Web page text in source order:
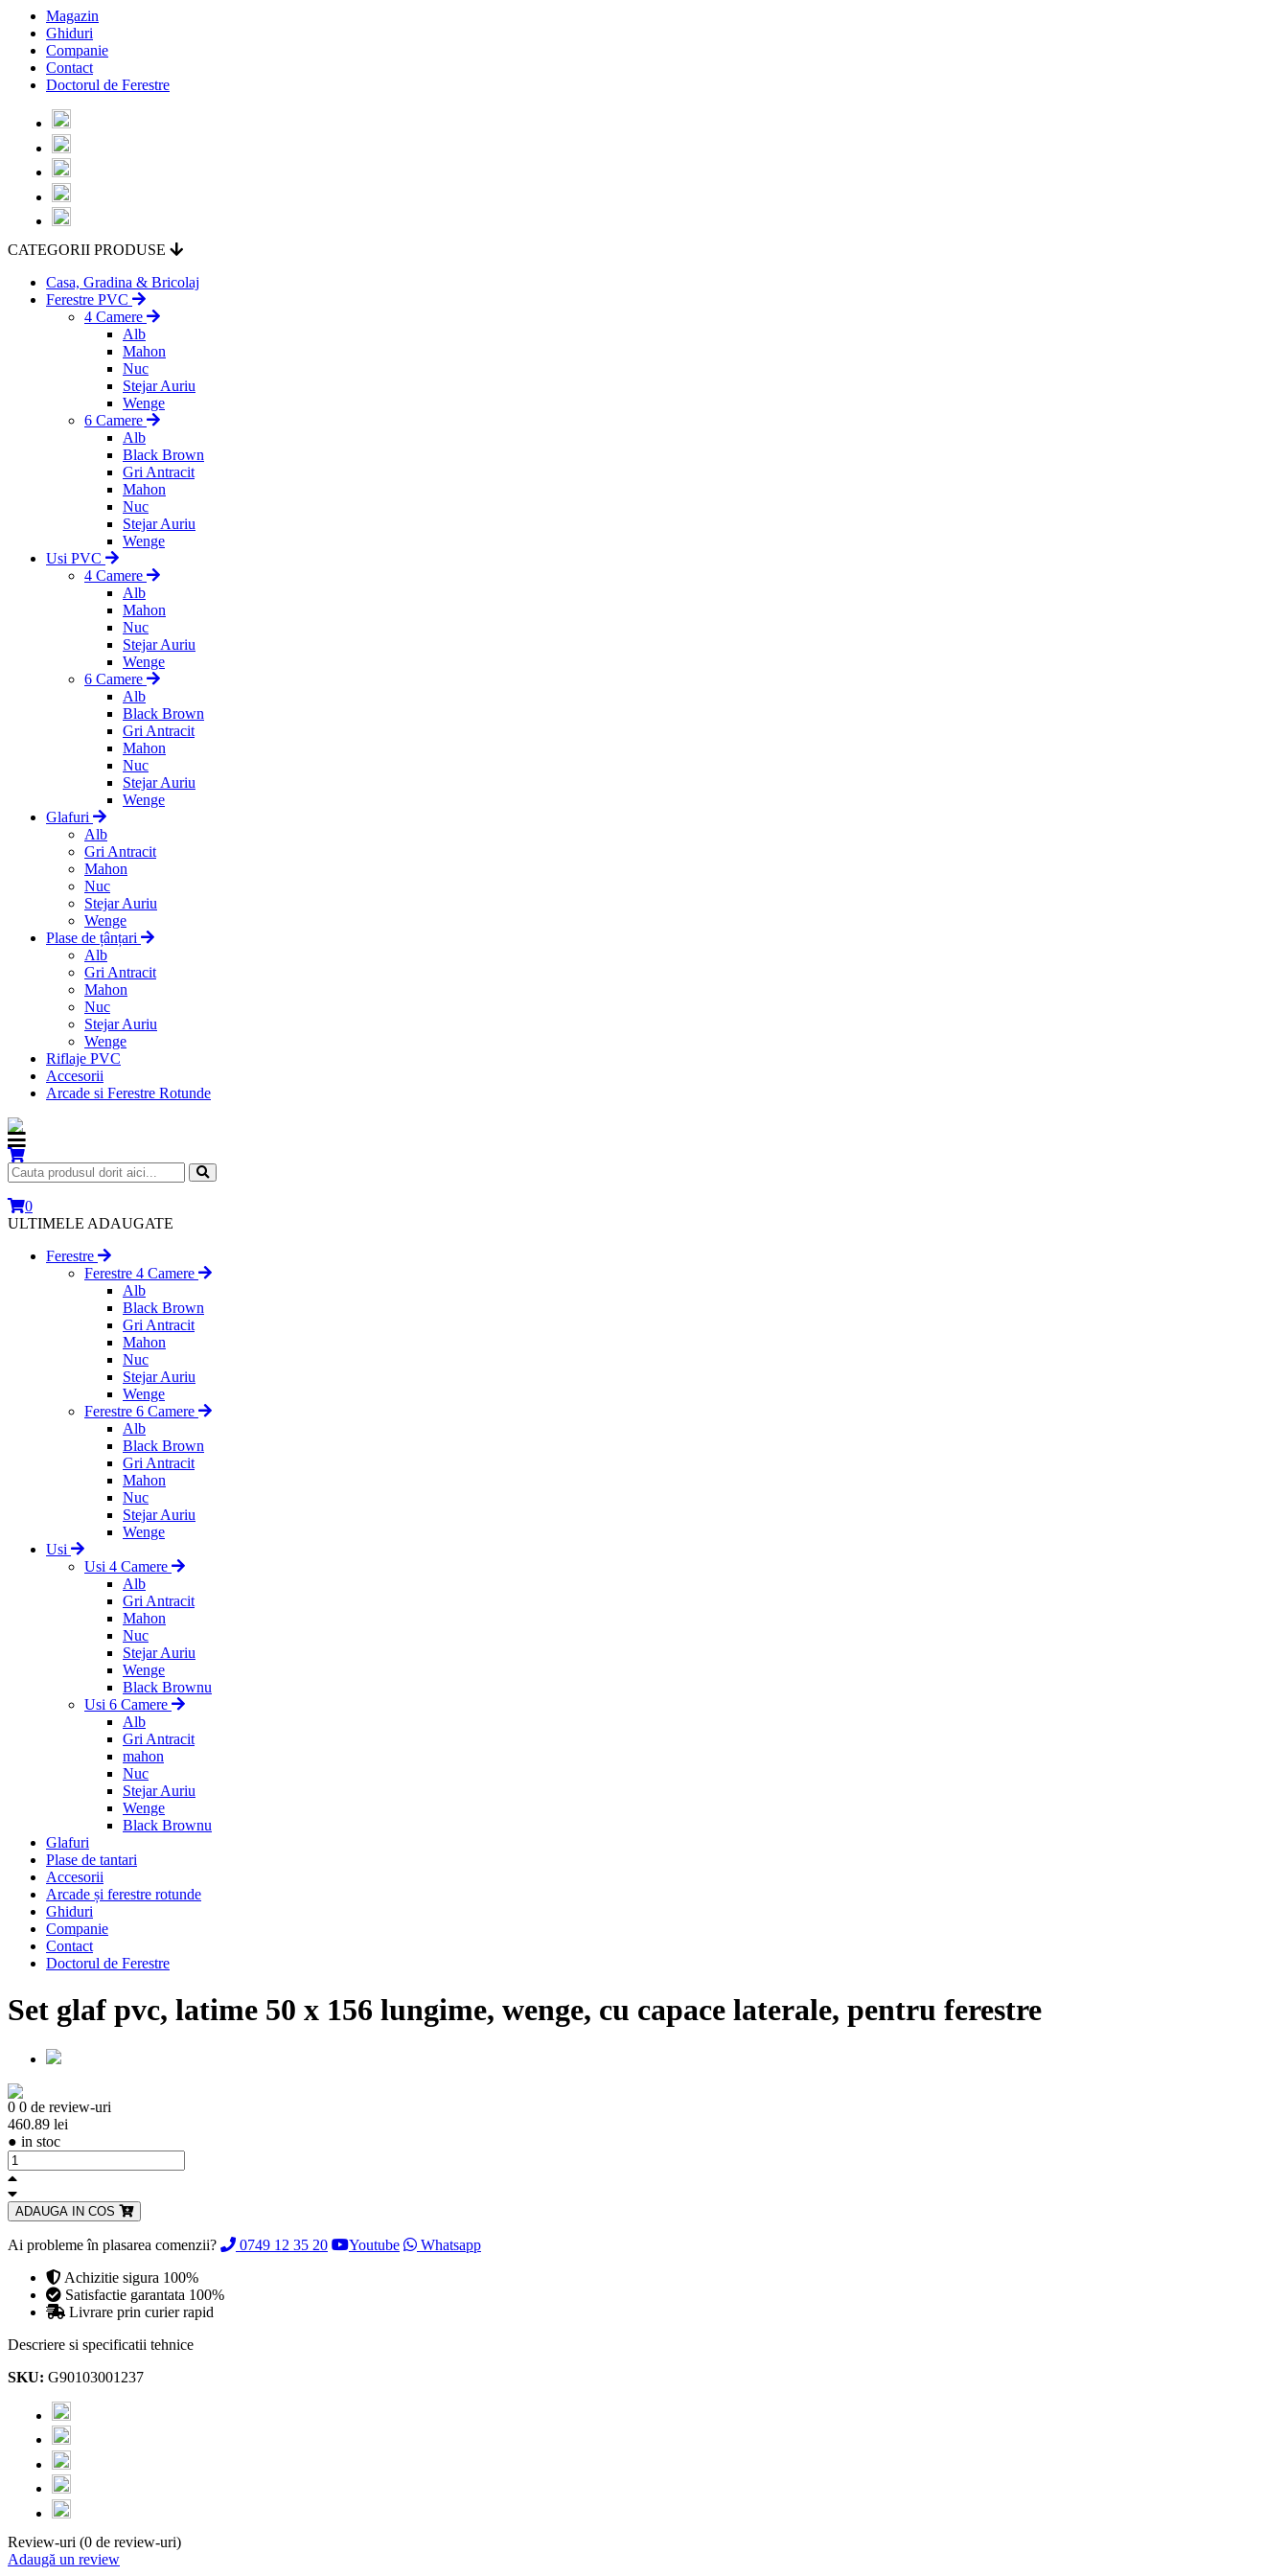
Magazin
Ghiduri
Companie
Contact
Doctorul de Ferestre
CATEGORII PRODUSE
Casa, Gradina & Bricolaj
Ferestre PVC
4 Camere
Alb
Mahon
Nuc
Stejar Auriu
Wenge
6 Camere
Alb
Black Brown
Gri Antracit
Mahon
Nuc
Stejar Auriu
Wenge
Usi PVC
4 Camere
Alb
Mahon
Nuc
Stejar Auriu
Wenge
6 Camere
Alb
Black Brown
Gri Antracit
Mahon
Nuc
Stejar Auriu
Wenge
Glafuri
Alb
Gri Antracit
Mahon
Nuc
Stejar Auriu
Wenge
Plase de țânțari
Alb
Gri Antracit
Mahon
Nuc
Stejar Auriu
Wenge
Riflaje PVC
Accesorii
Arcade si Ferestre Rotunde
0
ULTIMELE ADAUGATE
Ferestre
Ferestre 4 Camere
Alb
Black Brown
Gri Antracit
Mahon
Nuc
Stejar Auriu
Wenge
Ferestre 6 Camere
Alb
Black Brown
Gri Antracit
Mahon
Nuc
Stejar Auriu
Wenge
Usi
Usi 4 Camere
Alb
Gri Antracit
Mahon
Nuc
Stejar Auriu
Wenge
Black Brownu
Usi 6 Camere
Alb
Gri Antracit
mahon
Nuc
Stejar Auriu
Wenge
Black Brownu
Glafuri
Plase de tantari
Accesorii
Arcade și ferestre rotunde
Ghiduri
Companie
Contact
Doctorul de Ferestre
Set glaf pvc, latime 50 x 156 lungime, wenge, cu capace laterale, pentru ferestre
0 0 de review-uri
460.89 lei
● in stoc
ADAUGA IN COS
Ai probleme în plasarea comenzii? 0749 12 35 20 Youtube
Whatsapp
Achizitie sigura 100%
Satisfactie garantata 100%
Livrare prin curier rapid
Descriere si specificatii tehnice
SKU: G90103001237
Review-uri (0 de review-uri)
Adaugă un review